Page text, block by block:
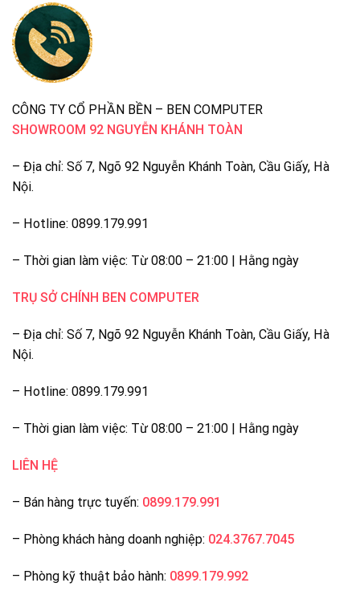
CÔNG TY CỔ PHẦN BỀN – BEN COMPUTER
SHOWROOM 92 NGUYỄN KHÁNH TOÀN
– Địa chỉ: Số 7, Ngõ 92 Nguyễn Khánh Toàn, Cầu Giấy, Hà
Nội.
– Hotline: 0899.179.991
– Thời gian làm việc: Từ 08:00 – 21:00 | Hằng ngày
TRỤ SỞ CHÍNH BEN COMPUTER
– Địa chỉ: Số 7, Ngõ 92 Nguyễn Khánh Toàn, Cầu Giấy, Hà
Nội.
– Hotline: 0899.179.991
– Thời gian làm việc: Từ 08:00 – 21:00 | Hằng ngày
LIÊN HỆ
– Bán hàng trực tuyến: 0899.179.991
– Phòng khách hàng doanh nghiệp: 024.3767.7045
– Phòng kỹ thuật bảo hành: 0899.179.992